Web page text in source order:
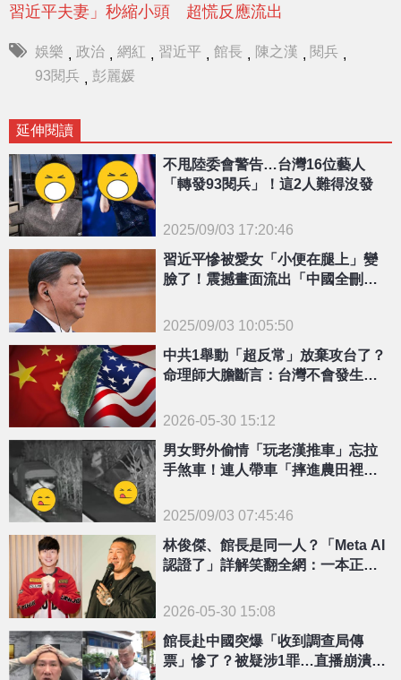
習近平夫妻」秒縮小頭 超慌反應流出
娛樂 , 政治 , 網紅 , 習近平 , 館長 , 陳之漢 , 閱兵 ,
93閱兵 , 彭麗媛
延伸閱讀
{PLAYICON}
不甩陸委會警告…台灣16位藝人
「轉發93閱兵」！這2人難得沒發
2025/09/03 17:20:46
{PLAYICON}
習近平慘被愛女「小便在腿上」變
臉了！震撼畫面流出「中國全刪光
2025/09/03 10:05:50
中共1舉動「超反常」放棄攻台了？
命理師大膽斷言：台灣不會發生戰
2026-05-30 15:12
{PLAYICON}
男女野外偷情「玩老漢推車」忘拉
手煞車！連人帶車「摔進農田裡」
2025/09/03 07:45:46
林俊傑、館長是同一人？「Meta AI
認證了」詳解笑翻全網：一本正經
2026-05-30 15:08
館長赴中國突爆「收到調查局傳
票」慘了？被疑涉1罪…直播崩潰求